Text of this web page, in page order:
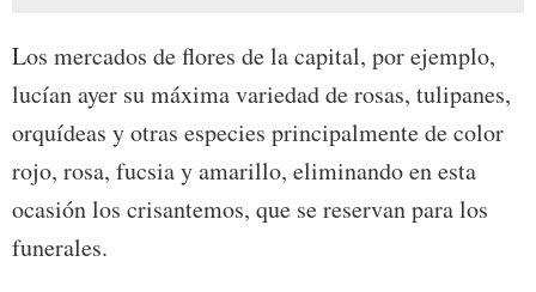
Los mercados de flores de la capital, por ejemplo,
lucían ayer su máxima variedad de rosas, tulipanes,
orquídeas y otras especies principalmente de color
rojo, rosa, fucsia y amarillo, eliminando en esta
ocasión los crisantemos, que se reservan para los
funerales.